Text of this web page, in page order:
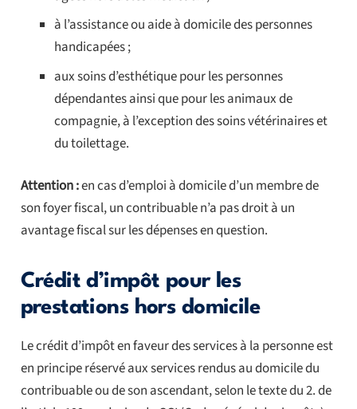
à l’assistance ou aide à domicile des personnes
handicapées ;
aux soins d’esthétique pour les personnes
dépendantes ainsi que pour les animaux de
compagnie, à l’exception des soins vétérinaires et
du toilettage.
Attention :en cas d’emploi à domicile d’un membre de
son foyer fiscal, un contribuable n’a pas droit à un
avantage fiscal sur les dépenses en question.
Crédit d’impôt pour les
prestations hors domicile
Le crédit d’impôt en faveur des services à la personne est
en principe réservé aux services rendus au domicile du
contribuable ou de son ascendant, selon le texte du 2. de